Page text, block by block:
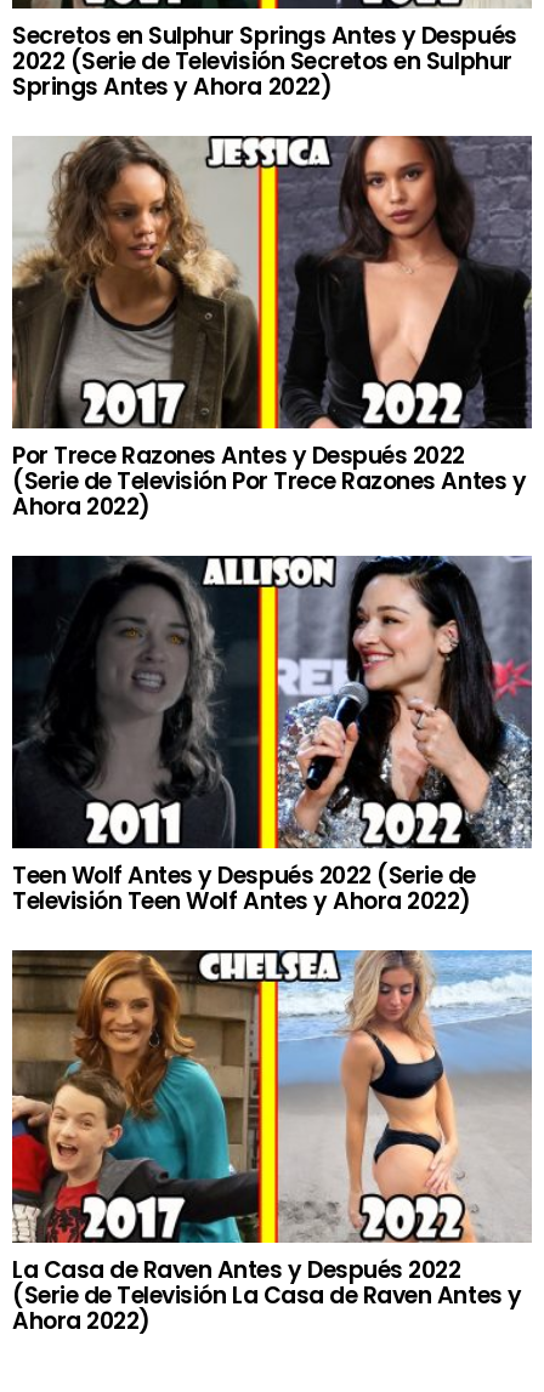
Secretos en Sulphur Springs Antes y Después
2022 (Serie de Televisión Secretos en Sulphur
Springs Antes y Ahora 2022)
Por Trece Razones Antes y Después 2022
(Serie de Televisión Por Trece Razones Antes y
Ahora 2022)
Teen Wolf Antes y Después 2022 (Serie de
Televisión Teen Wolf Antes y Ahora 2022)
La Casa de Raven Antes y Después 2022
(Serie de Televisión La Casa de Raven Antes y
Ahora 2022)